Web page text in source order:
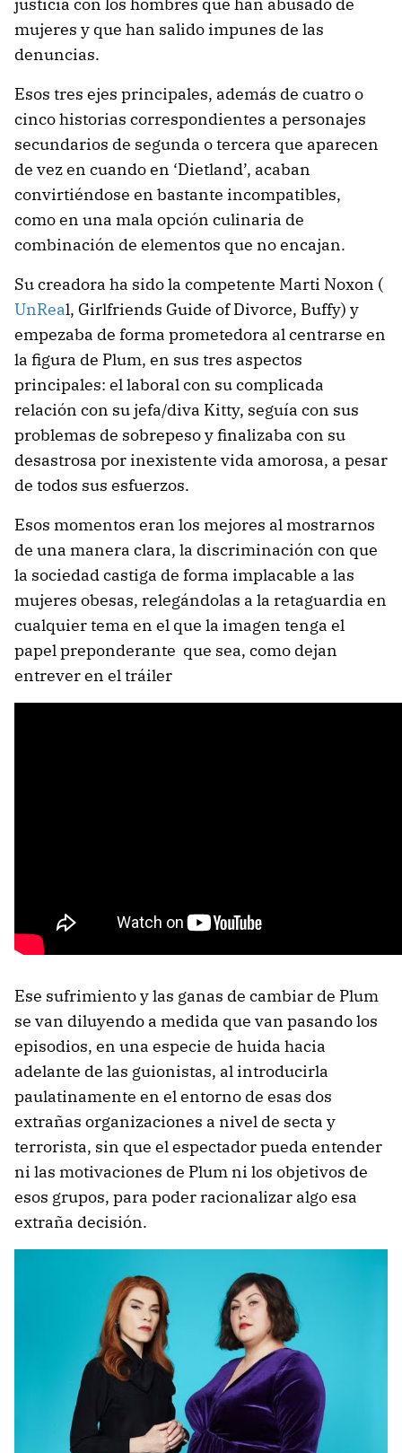
mujeres y que han salido impunes de las
denuncias.
Esos tres ejes principales, además de cuatro o
cinco historias correspondientes a personajes
secundarios de segunda o tercera que aparecen
de vez en cuando en ‘Dietland’, acaban
convirtiéndose en bastante incompatibles,
como en una mala opción culinaria de
combinación de elementos que no encajan.
Su creadora ha sido la competente Marti Noxon (
UnReal, Girlfriends Guide of Divorce, Buffy) y
empezaba de forma prometedora al centrarse en
la figura de Plum, en sus tres aspectos
principales: el laboral con su complicada
relación con su jefa/diva Kitty, seguía con sus
problemas de sobrepeso y finalizaba con su
desastrosa por inexistente vida amorosa, a pesar
de todos sus esfuerzos.
Esos momentos eran los mejores al mostrarnos
de una manera clara, la discriminación con que
la sociedad castiga de forma implacable a las
mujeres obesas, relegándolas a la retaguardia en
cualquier tema en el que la imagen tenga el
papel preponderante que sea, como dejan
entrever en el tráiler
Ese sufrimiento y las ganas de cambiar de Plum
se van diluyendo a medida que van pasando los
episodios, en una especie de huida hacia
adelante de las guionistas, al introducirla
paulatinamente en el entorno de esas dos
extrañas organizaciones a nivel de secta y
terrorista, sin que el espectador pueda entender
ni las motivaciones de Plum ni los objetivos de
esos grupos, para poder racionalizar algo esa
extraña decisión.